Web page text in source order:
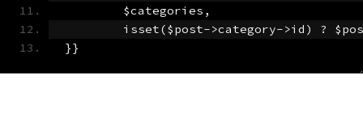
	$categories
,
	isset
($post->category->id ) ?
}}